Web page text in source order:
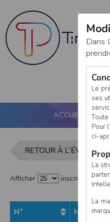
ACCUEIL
RETOUR À
Afficher
inscrits par
N° Nom
Dans
Le
ses
Pour
ci-
La
La